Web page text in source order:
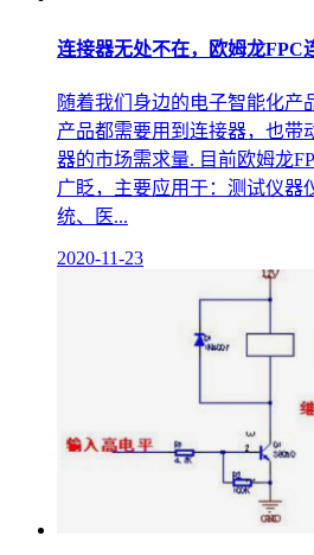
连接器无处不在，欧姆龙FPC
随着我们身边的电子智能化产
产品都需要用到连接器，也带
器的市场需求量. 目前欧姆龙
广眨，主要应用于：测试仪器
统、医...
2020-11-23